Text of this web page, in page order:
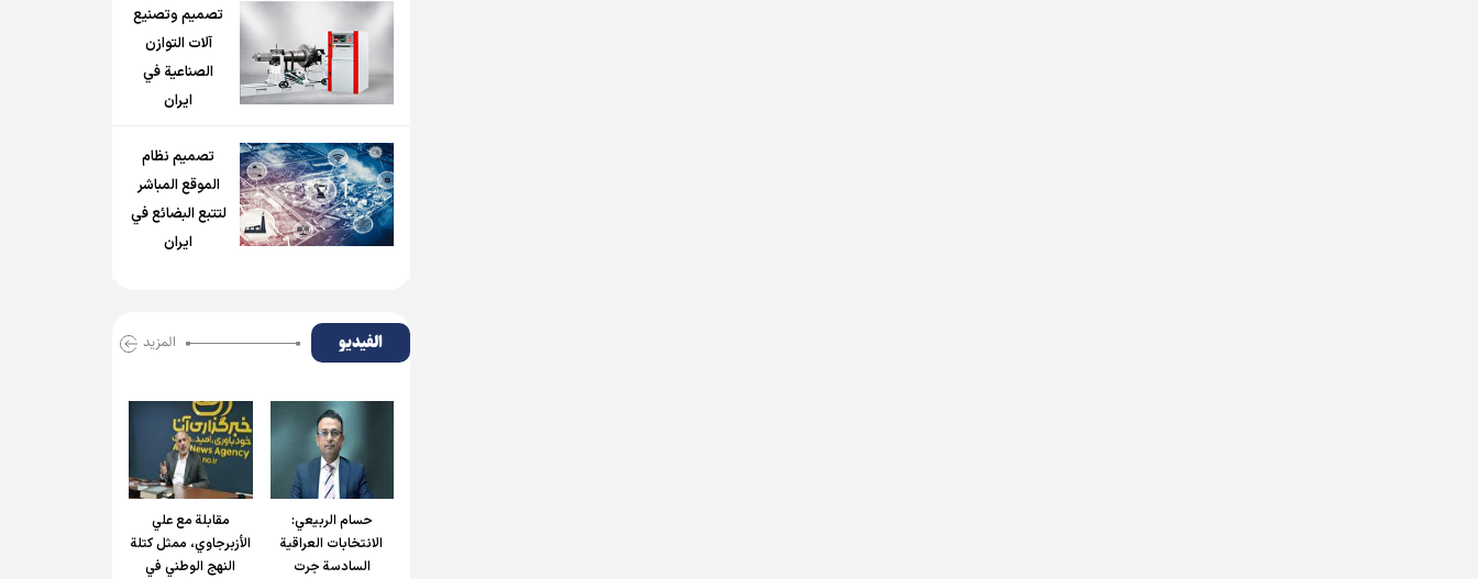
تصميم وتصنيع
آلات التوازن
الصناعية في
ايران
تصميم نظام
الموقع المباشر
لتتبع البضائع في
ايران
الفیدیو المزید
حسام الربیعي:
الانتخابات العراقية
السادسة جرت
مقابلة مع علي
الأزبرجاوي، ممثل كتلة
النهج الوطني في